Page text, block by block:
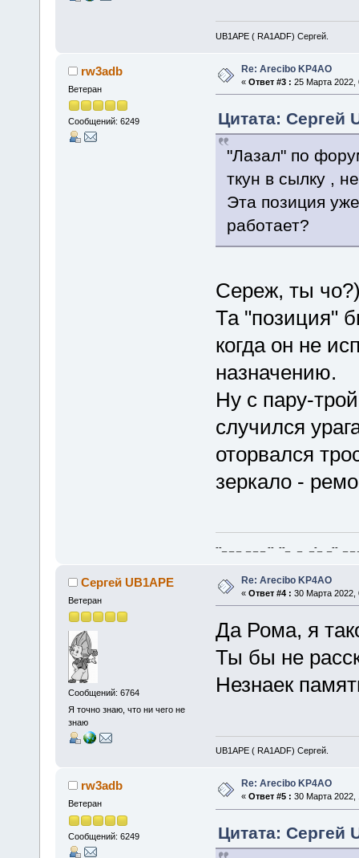
UB1APE ( RA1ADF) Сергей.
rw3adb
Ветеран
Сообщений: 6249
Re: Arecibo KP4AO
« Ответ #3 : 25 Марта 2022,
Цитата: Сергей
"Лазал" по
ткун в сылку ,
Эта позиция
работает?
Сереж, ты
Та "позиция"
когда он не
назначению.
Ну с пару-
случился
оторвался
зеркало -
--_ _ _ _ _ _ -- --_ _ _-_ _-- _ _
Сергей UB1APE
Ветеран
Сообщений: 6764
Я точно знаю, что ни чего не
знаю
Re: Arecibo KP4AO
« Ответ #4 : 30 Марта 2022,
Да Рома, я
Ты бы не
Незнаек
UB1APE ( RA1ADF) Сергей.
rw3adb
Ветеран
Сообщений: 6249
Re: Arecibo KP4AO
« Ответ #5 : 30 Марта 2022,
Цитата: Сергей